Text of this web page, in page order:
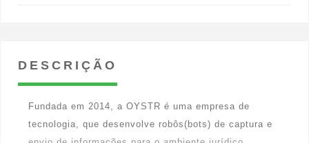
DESCRIÇÃO
Fundada em 2014, a OYSTR é uma empresa de
tecnologia, que desenvolve robôs(bots) de captura e